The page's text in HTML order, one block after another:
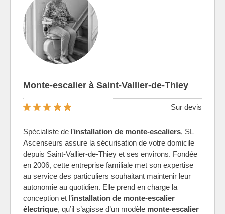
Monte-escalier à Saint-Vallier-de-Thiey
Sur devis
Spécialiste de l’installation de monte-escaliers, SL
Ascenseurs assure la sécurisation de votre domicile
depuis Saint-Vallier-de-Thiey et ses environs. Fondée
en 2006, cette entreprise familiale met son expertise
au service des particuliers souhaitant maintenir leur
autonomie au quotidien. Elle prend en charge la
conception et l’installation de monte-escalier
électrique, qu’il s’agisse d’un modèle monte-escalier